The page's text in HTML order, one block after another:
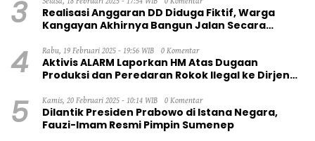
3
Realisasi Anggaran DD Diduga Fiktif, Warga
Kangayan Akhirnya Bangun Jalan Secara
4 Rabu, 19 Februari 2025 - 19:56 WIB 0 Komentar
Aktivis ALARM Laporkan HM Atas Dugaan
Produksi dan Peredaran Rokok Ilegal ke Dirjen
5 Kamis, 20 Februari 2025 - 10:14 WIB 0 Komentar
Dilantik Presiden Prabowo di Istana Negara,
Fauzi-Imam Resmi Pimpin Sumenep